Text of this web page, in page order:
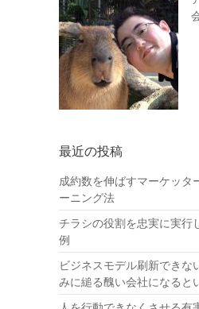
最近の投稿
成約数を伸ばすマーケッタ
ーニング法
チラシの役割を忠実に実行
例
ビジネスモデル刷新できな
みに縋る醜い会社になると